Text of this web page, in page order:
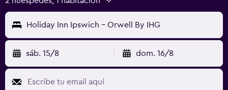
Holiday Inn Ipswich - Orwell By IHG
sáb. 15/8 dom. 16/8